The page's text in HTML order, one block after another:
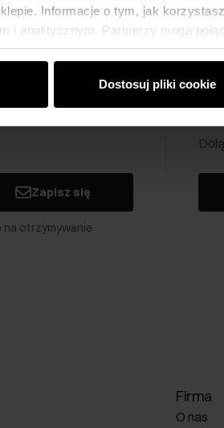
Informacje o tym, jak
i analitycznym. Partnerzy mogą
korzystania z ich usług.
Dostosuj pliki cookie
Zapisz się
otrzymywanie
Firma
O nas